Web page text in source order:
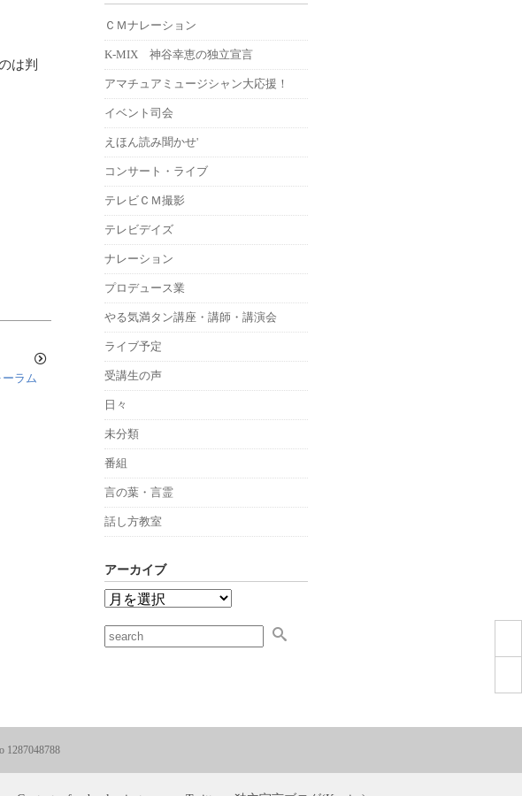
は判
ーラム
ＣＭナレーション
K-MIX 神谷幸恵の独立宣言
アマチュアミュージシャン大応援！
イベント司会
えほん読み聞かせ'
コンサート・ライブ
テレビＣＭ撮影
テレビデイズ
ナレーション
プロデュース業
やる気満タン講座・講師・講演会
ライブ予定
受講生の声
日々
未分類
番組
言の葉・言霊
話し方教室
アーカイブ
1287048788